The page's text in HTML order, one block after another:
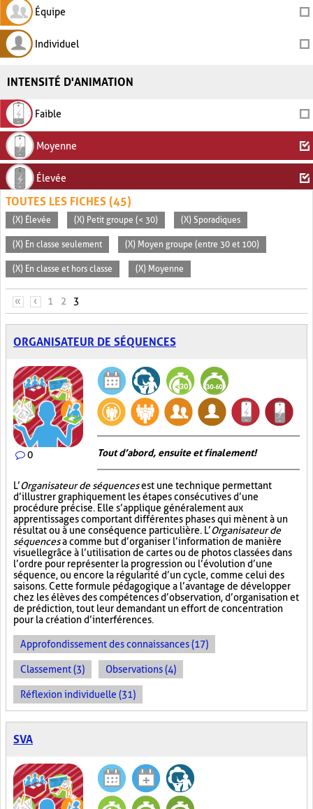
Équipe
Individuel
INTENSITÉ D'ANIMATION
Faible
Moyenne
Élevée
TOUTES LES FICHES (45)
(X) Élevée (X) Petit groupe (< 30) (X) Sporadiques
(X) En classe seulement (X) Moyen groupe (entre 30 et 100)
(X) En classe et hors classe (X) Moyenne
PAGES
« ‹ 1 2 3
ORGANISATEUR DE SÉQUENCES
0 Tout d’abord, ensuite et finalement!
L’Organisateur de séquencesest une technique permettant
d’illustrer graphiquement les étapes consécutives d’une
procédure précise. Elle s’applique généralement aux
apprentissages comportant différentes phases qui mènent à un
résultat ou à une conséquence particulière. L’Organisateur de
séquencesa comme but d’organiser l’information de manière
visuellegrâce à l’utilisation de cartes ou de photos classées dans
l’ordre pour représenter la progression ou l’évolution d’une
séquence, ou encore la régularité d’un cycle, comme celui des
saisons. Cette formule pédagogique a l’avantage de développer
chez les élèves des compétences d’observation, d’organisation et
de prédiction, tout leur demandant un effort de concentration
pour la création d’interférences.
Approfondissement des connaissances (17)
Classement (3) Observations (4)
Réflexion individuelle (31)
SVA